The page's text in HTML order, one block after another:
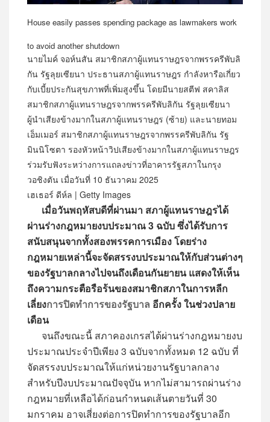
House easily passes spending package as lawmakers work
to avoid another shutdown
นายไมค์ จอห์นสัน สมาชิกสภาผู้แทนราษฎรจากพรรครีพับลิ
กัน รัฐลุยเซียนา ประธานสภาผู้แทนราษฎร กำลังหารือเกี่ยว
กับเบี้ยประกันสุขภาพที่เพิ่มสูงขึ้น โดยมีนายสตีฟ สคาลิส
สมาชิกสภาผู้แทนราษฎรจากพรรครีพับลิกัน รัฐลุยเซียนา
ผู้นำเสียงข้างมากในสภาผู้แทนราษฎร (ซ้าย) และนายทอม
เอ็มเมอร์ สมาชิกสภาผู้แทนราษฎรจากพรรครีพับลิกัน รัฐ
มินนิโซตา รองหัวหน้าวิปเสียงข้างมากในสภาผู้แทนราษฎร
ร่วมรับฟังระหว่างการแถลงข่าวที่อาคารรัฐสภาในกรุง
วอชิงตัน เมื่อวันที่ 10 ธันวาคม 2025
เฮเธอร์ ดีห์ล | Getty Images
เมื่อวันพฤหัสบดีที่ผ่านมา สภาผู้แทนราษฎรได้
ผ่านร่างกฎหมายงบประมาณ 3 ฉบับ ซึ่งได้รับการ
สนับสนุนจากทั้งสองพรรคการเมือง โดยร่าง
กฎหมายเหล่านี้จะจัดสรรงบประมาณให้กับส่วนต่างๆ
ของรัฐบาลกลางไปจนถึงเดือนกันยายน แสดงให้เห็น
ถึงความกระตือรือร้นของสมาชิกสภาในการหลีก
เลี่ยงการปิดทำการของรัฐบาล อีกครั้ง ในช่วงปลาย
เดือน
จนถึงขณะนี้ สภาคองเกรสได้ผ่านร่างกฎหมายงบ
ประมาณประจำปีเพียง 3 ฉบับจากทั้งหมด 12 ฉบับ ที่
จัดสรรงบประมาณให้แก่หน่วยงานรัฐบาลกลาง
สำหรับปีงบประมาณปัจจุบัน หากไม่สามารถผ่านร่าง
กฎหมายที่เหลือได้ก่อนกำหนดเส้นตายวันที่ 30
มกราคม อาจเสี่ยงต่อการปิดทำการของรัฐบาลอีก